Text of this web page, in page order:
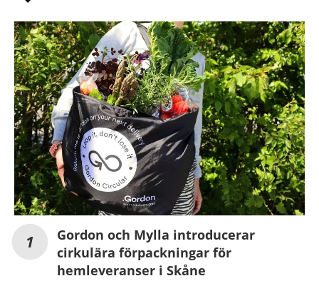
Gordon och Mylla introducerar
cirkulära förpackningar för
hemleveranser i Skåne